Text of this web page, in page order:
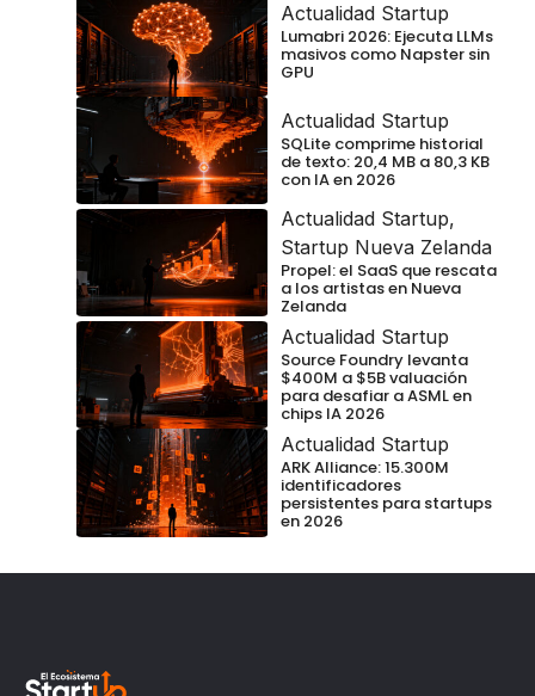
Actualidad Startup
Lumabri 2026: Ejecuta LLMs
masivos como Napster sin
GPU
Actualidad Startup
SQLite comprime historial
de texto: 20,4 MB a 80,3 KB
con IA en 2026
Actualidad Startup,
Startup Nueva Zelanda
Propel: el SaaS que rescata
a los artistas en Nueva
Zelanda
Actualidad Startup
Source Foundry levanta
$400M a $5B valuación
para desafiar a ASML en
chips IA 2026
Actualidad Startup
ARK Alliance: 15.300M
identificadores
persistentes para startups
en 2026